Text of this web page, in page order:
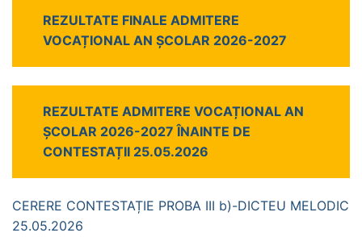
REZULTATE FINALE ADMITERE
VOCAȚIONAL AN ȘCOLAR 2026-2027
REZULTATE ADMITERE VOCAȚIONAL AN
ȘCOLAR 2026-2027 ÎNAINTE DE
CONTESTAȚII 25.05.2026
CERERE CONTESTAȚIE PROBA III b)-DICTEU MELODIC
25.05.2026